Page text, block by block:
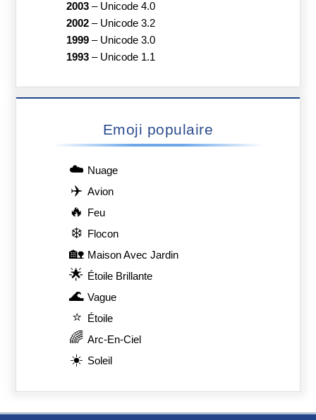
2003– Unicode 4.0
2002– Unicode 3.2
1999– Unicode 3.0
1993– Unicode 1.1
Emoji populaire
☁️ Nuage
✈️ Avion
🔥 Feu
❄️ Flocon
🏡 Maison Avec Jardin
🌟 Étoile Brillante
🌊 Vague
⭐ Étoile
🌈 Arc-En-Ciel
☀️ Soleil